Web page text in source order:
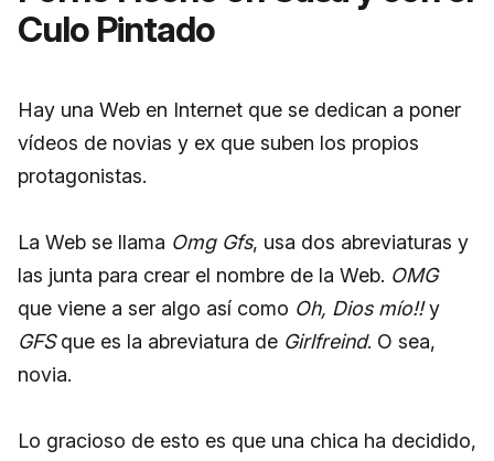
Culo Pintado
Hay una Web en Internet que se dedican a poner
vídeos de novias y ex que suben los propios
protagonistas.
La Web se llama Omg Gfs, usa dos abreviaturas y
las junta para crear el nombre de la Web. OMG
que viene a ser algo así como Oh, Dios mío!!y
GFSque es la abreviatura de Girlfreind. O sea,
novia.
Lo gracioso de esto es que una chica ha decidido,